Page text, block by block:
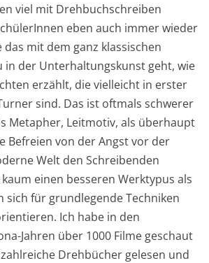
viel mit Drehbuchschreiben
eben auch immer wieder
das mit dem ganz klassischen
in der Unterhaltungskunst geht, wie
erzählt, die vielleicht in erster
sind. Das ist oftmals schwerer
Metapher, Leitmotiv, als überhaupt
Befreien von der Angst vor der
Welt den Schreibenden
einen besseren Werktypus als
sich für grundlegende Techniken
Ich habe in den
Jahren über 1000 Filme geschaut
Drehbücher gelesen und